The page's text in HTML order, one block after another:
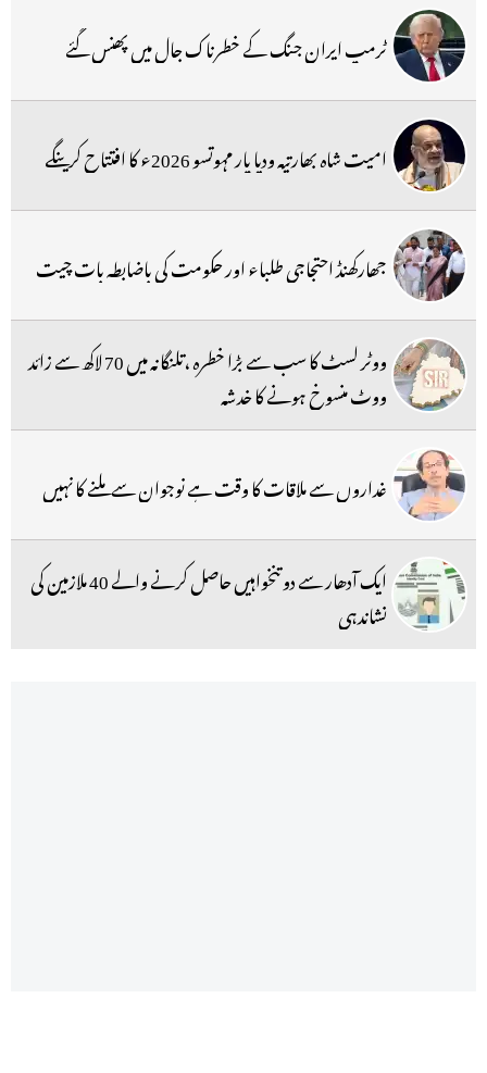
ٹرمپ ایران جنگ کے خطرناک جال میں پھنس گئے
امیت شاہ بھارتیہ ودیا پار مہوتسو 2026ء کا افتتاح کرینگے
جھارکھنڈ احتجاجی طلباء اور حکومت کی باضابطہ بات چیت
ووٹر لسٹ کا سب سے بڑا خطرہ ،تلنگانہ میں 70 لاکھ سے زائد
ووٹ منسوخ ہونے کا خدشہ
غداروں سے ملاقات کا وقت ہے نوجوان سے ملنے کا نہیں
ایک آدھار سے دو تنخواہیں حاصل کرنے والے 40 ملازمین کی
نشاندہی